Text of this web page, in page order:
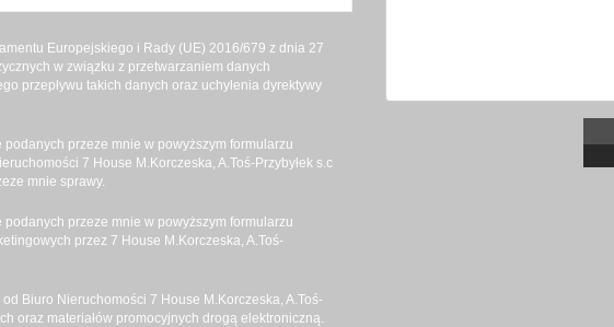
Europejskiego i Rady (UE) 2016/679 z dnia 27
w związku z przetwarzaniem danych
przepływu takich danych oraz uchylenia dyrektywy
przeze mnie w powyższym formularzu
7 House M.Korczeska, A.Toś-Przybyłek s.c
mnie sprawy.
przeze mnie w powyższym formularzu
przez 7 House M.Korczeska, A.Toś-
Biuro Nieruchomości 7 House M.Korczeska, A.Toś-
oraz materiałów promocyjnych drogą elektroniczną.